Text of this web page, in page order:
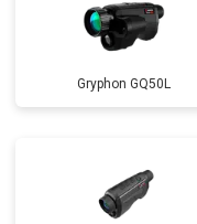
Gryphon GQ50L